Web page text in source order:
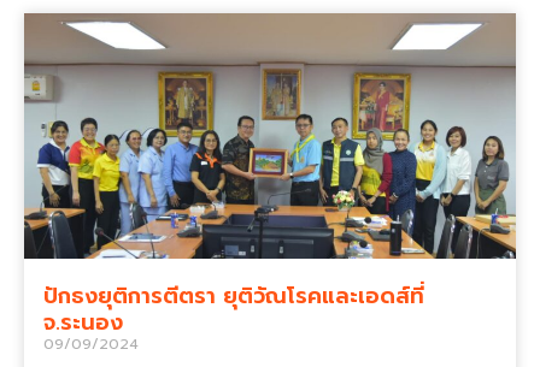
ปักธงยุติการตีตรา ยุติวัณโรคและเอดส์ที่
จ.ระนอง
09/09/2024